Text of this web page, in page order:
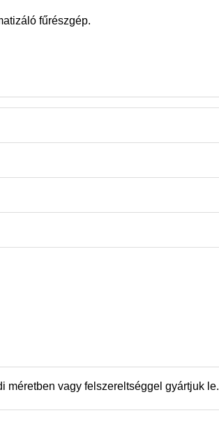
fűrészgép.
méretben vagy felszereltséggel gyártjuk le.